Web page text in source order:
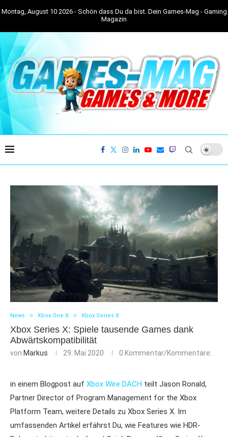
Montag, August 10 2026 - Schön dass Du da bist. Dein Games-Mag - Gaming
Magazin
News Xbox One X Xbox Series X
Xbox Series X: Spiele tausende Games dank
Abwärtskompatibilität
von Markus 29. Mai 2020 0 Kommentar/Kommentare:
in einem Blogpost auf Xbox Wire DACH teilt Jason Ronald,
Partner Director of Program Management for the Xbox
Platform Team, weitere Details zu Xbox Series X. Im
umfassenden Artikel erfährst Du, wie Features wie HDR-